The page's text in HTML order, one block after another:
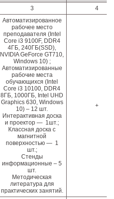
3 4
Автоматизированное
рабочее место
преподавателя (Intel
Core i3 9100F, DDR4
4ГБ, 240ГБ(SSD),
NVIDIA GeForce GT710,
Windows 10) ;
Автоматизированные
рабочие места
обучающихся (Intel
Core i3 10100, DDR4
8ГБ, 1000ГБ, Intel UHD
Graphics 630, Windows
10) – 12 шт.
Интерактивная доска
и проектор — 1шт.;
Классная доска с
магнитной
поверхностью — 1
шт.;
Стенды
информационные – 5
шт.
Методическая
литература для
практических занятий.
+